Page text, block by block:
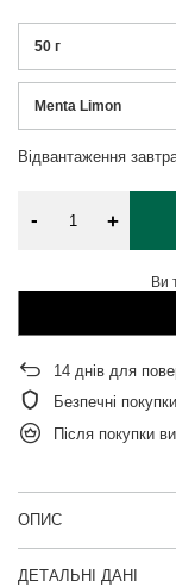
50 г
Menta Limon
Відвантаження
- +
Ви
14 днів для
Безпечні покупки
Після покупки
ОПИС
ДЕТАЛЬНІ ДАНІ